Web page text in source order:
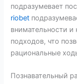
подразумевает
riobet
внимательности и
подходов, что
рациональные
Познавательный